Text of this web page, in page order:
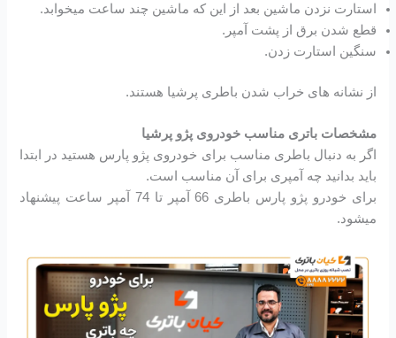
استارت نزدن ماشین بعد از این که ماشین چند ساعت میخوابد.
قطع شدن برق از پشت آمپر.
سنگین استارت زدن.
از نشانه های خراب شدن باطری پرشیا هستند.
مشخصات باتری مناسب خودروی پژو پرشیا
اگر به دنبال باطری مناسب برای خودروی پژو پارس هستید در ابتدا
باید بدانید چه آمپری برای آن مناسب است.
برای خودرو پژو پارس باطری 66 آمپر تا 74 آمپر ساعت پیشنهاد
میشود.